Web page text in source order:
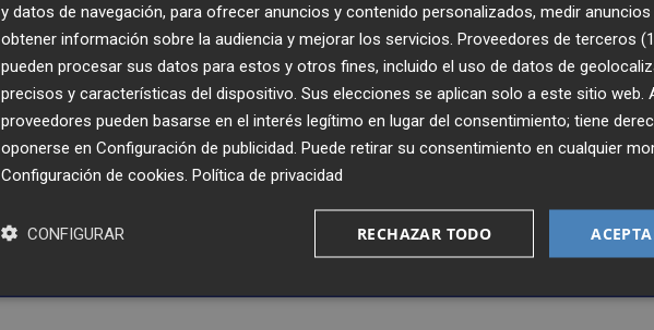
Recibe toda la actualidad de
Plaza Podcast en tu correo
y datos de navegación, para ofrecer anuncios y contenido personalizados, medir
obtener información sobre la audiencia y mejorar los servicios. Proveedores de terceros
pueden procesar sus datos para estos y otros fines, incluido el uso de datos de
precisos y características del dispositivo. Sus elecciones se aplican solo a este sitio web.
proveedores pueden basarse en el interés legítimo en lugar del consentimiento; tiene
oponerse en Configuración de publicidad . Puede retirar su consentimiento en cualquier
Configuración de cookies Política de privacidad
RECHAZAR TODO
CONFIGURAR